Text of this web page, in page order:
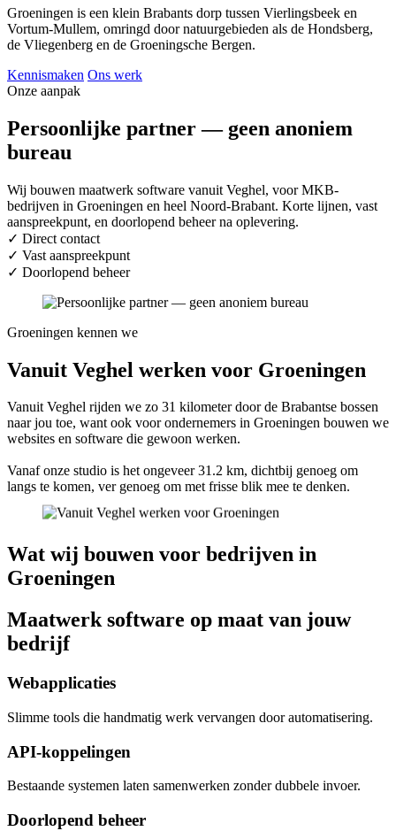
Groeningen is een klein Brabants dorp tussen Vierlingsbeek en
Vortum-Mullem, omringd door natuurgebieden als de Hondsberg,
de Vliegenberg en de Groeningsche Bergen.
Kennismaken Ons werk
Onze aanpak
Persoonlijke partner — geen anoniem
bureau
Wij bouwen maatwerk software vanuit Veghel, voor MKB-
bedrijven in Groeningen en heel Noord-Brabant. Korte lijnen, vast
aanspreekpunt, en doorlopend beheer na oplevering.
✓ Direct contact
✓ Vast aanspreekpunt
✓ Doorlopend beheer
Groeningen kennen we
Vanuit Veghel werken voor Groeningen
Vanuit Veghel rijden we zo 31 kilometer door de Brabantse bossen
naar jou toe, want ook voor ondernemers in Groeningen bouwen we
websites en software die gewoon werken.
Vanaf onze studio is het ongeveer 31.2 km, dichtbij genoeg om
langs te komen, ver genoeg om met frisse blik mee te denken.
Wat wij bouwen voor bedrijven in
Groeningen
Maatwerk software op maat van jouw
bedrijf
Webapplicaties
Slimme tools die handmatig werk vervangen door automatisering.
API-koppelingen
Bestaande systemen laten samenwerken zonder dubbele invoer.
Doorlopend beheer